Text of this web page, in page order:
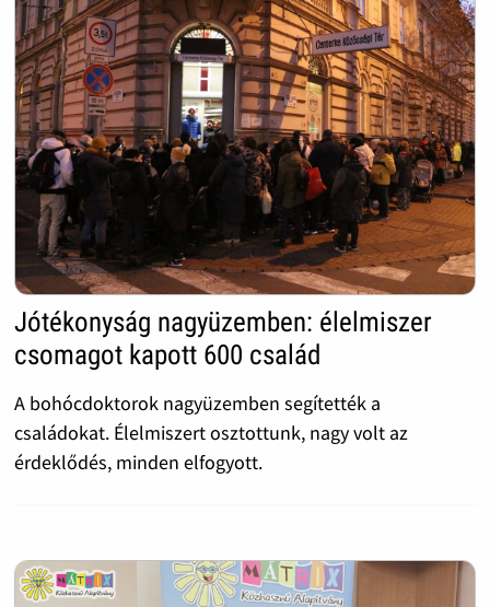
Jótékonyság nagyüzemben: élelmiszer
csomagot kapott 600 család
A bohócdoktorok nagyüzemben segítették a
családokat. Élelmiszert osztottunk, nagy volt az
érdeklődés, minden elfogyott.